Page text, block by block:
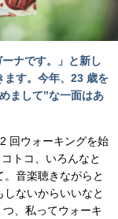
ナです。」と新し
ます。今年、23 歳を
まして”な一面はあ
回ウォーキングを始
トコ、いろんなと
音楽聴きながらと
ないからいいなと
、私ってウォーキ